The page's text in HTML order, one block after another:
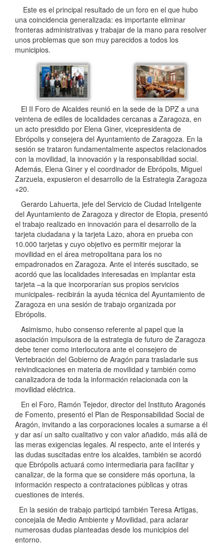
Este es el principal resultado de un foro en el que hubo
una coincidencia generalizada: es importante eliminar
fronteras administrativas y trabajar de la mano para resolver
unos problemas que son muy parecidos a todos los
municipios.
El II Foro de Alcaldes reunió en la sede de la DPZ a una
veintena de ediles de localidades cercanas a Zaragoza, en
un acto presidido por Elena Giner, vicepresidenta de
Ebrópolis y consejera del Ayuntamiento de Zaragoza. En la
sesión se trataron fundamentalmente aspectos relacionados
con la movilidad, la innovación y la responsabilidad social.
Además, Elena Giner y el coordinador de Ebrópolis, Miguel
Zarzuela, expusieron el desarrollo de la Estrategia Zaragoza
+20.
Gerardo Lahuerta, jefe del Servicio de Ciudad Inteligente
del Ayuntamiento de Zaragoza y director de Etopia, presentó
el trabajo realizado en innovación para el desarrollo de la
tarjeta ciudadana y la tarjeta Lazo, ahora en prueba con
10.000 tarjetas y cuyo objetivo es permitir mejorar la
movilidad en el área metropolitana para los no
empadronados en Zaragoza. Ante el interés suscitado, se
acordó que las localidades interesadas en implantar esta
tarjeta –a la que incorporarían sus propios servicios
municipales- recibirán la ayuda técnica del Ayuntamiento de
Zaragoza en una sesión de trabajo organizada por
Ebrópolis.
Asimismo, hubo consenso referente al papel que la
asociación impulsora de la estrategia de futuro de Zaragoza
debe tener como interlocutora ante el consejero de
Vertebración del Gobierno de Aragón para trasladarle sus
reivindicaciones en materia de movilidad y también como
canalizadora de toda la información relacionada con la
movilidad eléctrica.
En el Foro, Ramón Tejedor, director del Instituto Aragonés
de Fomento, presentó el Plan de Responsabilidad Social de
Aragón, invitando a las corporaciones locales a sumarse a él
y dar así un salto cualitativo y con valor añadido, más allá de
las meras exigencias legales. Al respecto, ante el interés y
las dudas suscitadas entre los alcaldes, también se acordó
que Ebrópolis actuará como intermediaria para facilitar y
canalizar, de la forma que se considere más oportuna, la
información respecto a contrataciones públicas y otras
cuestiones de interés.
En la sesión de trabajo participó también Teresa Artigas,
concejala de Medio Ambiente y Movilidad, para aclarar
numerosas dudas planteadas desde los municipios del
entorno.